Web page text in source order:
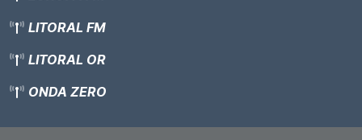
LITORAL FM
LITORAL OR
ONDA ZERO